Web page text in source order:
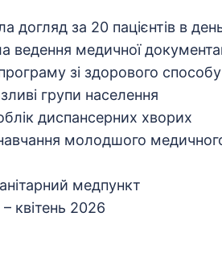
догляд за 20 пацієнтів в
ведення медичної
зі здорового
групи населення
диспансерних хворих
молодшого
медпункт
квітень 2026